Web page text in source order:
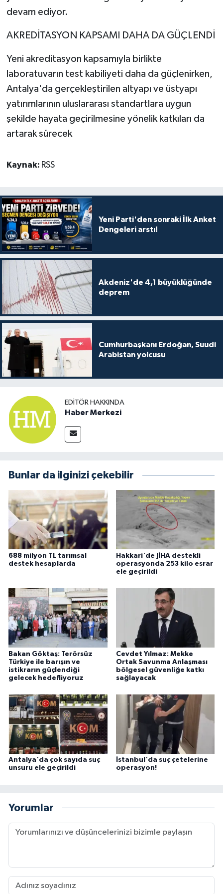
devam ediyor.
AKREDİTASYON KAPSAMI DAHA DA GÜÇLENDİ
Yeni akreditasyon kapsamıyla birlikte
laboratuvarın test kabiliyeti daha da güçlenirken,
Antalya'da gerçekleştirilen altyapı ve üstyapı
yatırımlarının uluslararası standartlara uygun
şekilde hayata geçirilmesine yönelik katkıları da
artarak sürecek
Kaynak: RSS
Yeni Parti'den sonraki İlk Anket
Dengeleri arstı!
Akdeniz'de 4,1 büyüklüğünde
deprem
Cumhurbaşkanı Erdoğan, Suudi
Arabistan yolcusu
EDITÖR HAKKINDA
Haber Merkezi
Bunlar da ilginizi çekebilir
688 milyon TL tarımsal
destek hesaplarda
Hakkari'de JİHA destekli
operasyonda 253 kilo esrar
ele geçirildi
Bakan Göktaş: Terörsüz
Türkiye ile barışın ve
istikrarın güçlendiği
gelecek hedefliyoruz
Cevdet Yılmaz: Mekke
Ortak Savunma Anlaşması
bölgesel güvenliğe katkı
sağlayacak
Antalya'da çok sayıda suç
unsuru ele geçirildi
İstanbul'da suç çetelerine
operasyon!
Yorumlar